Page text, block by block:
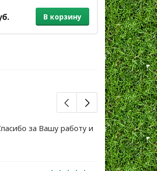
В корзину 1,30 руб.
за Вашу работу и
Большое
уже не